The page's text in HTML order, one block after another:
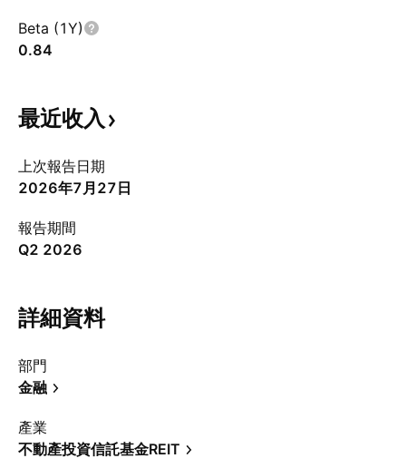
Beta (1Y)
0.84
最近收入
上次報告日期
2026年7月27日
報告期間
Q2 2026
詳細資料
部門
金融
產業
不動產投資信託基金REIT